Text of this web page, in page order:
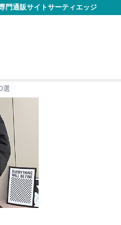
門通販サイトサーティエッジ
選